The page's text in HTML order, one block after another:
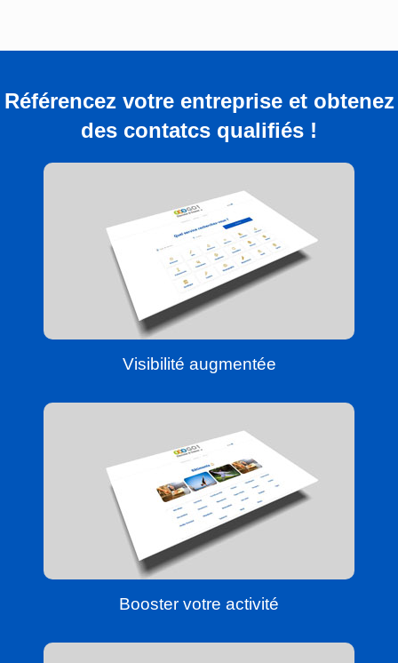
Référencez votre entreprise et obtenez
des contatcs qualifiés !
Visibilité augmentée
Booster votre activité